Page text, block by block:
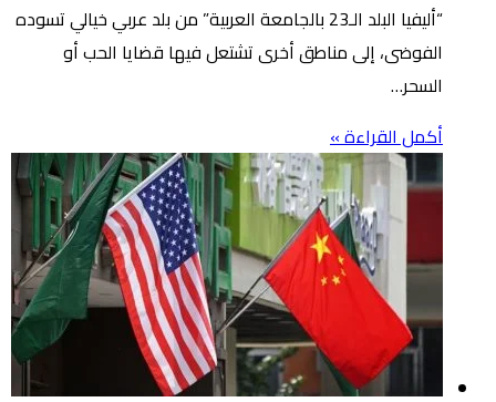
“أليفيا البلد الـ23 بالجامعة العربية” من بلد عربي خيالي تسوده
الفوضى، إلى مناطق أخرى تشتعل فيها قضايا الحب أو
السحر…
أكمل القراءة »